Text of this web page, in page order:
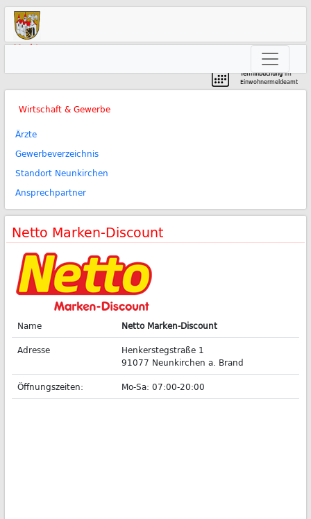
Markt
Terminbuchungim
Einwohnermeldeamt
Wirtschaft & Gewerbe
Ärzte
Gewerbeverzeichnis
Standort Neunkirchen
Ansprechpartner
Netto Marken-Discount
Name
Netto Marken-Discount
Adresse
Henkerstegstraße 1
91077 Neunkirchen a. Brand
Öffnungszeiten:
Mo-Sa: 07:00-20:00